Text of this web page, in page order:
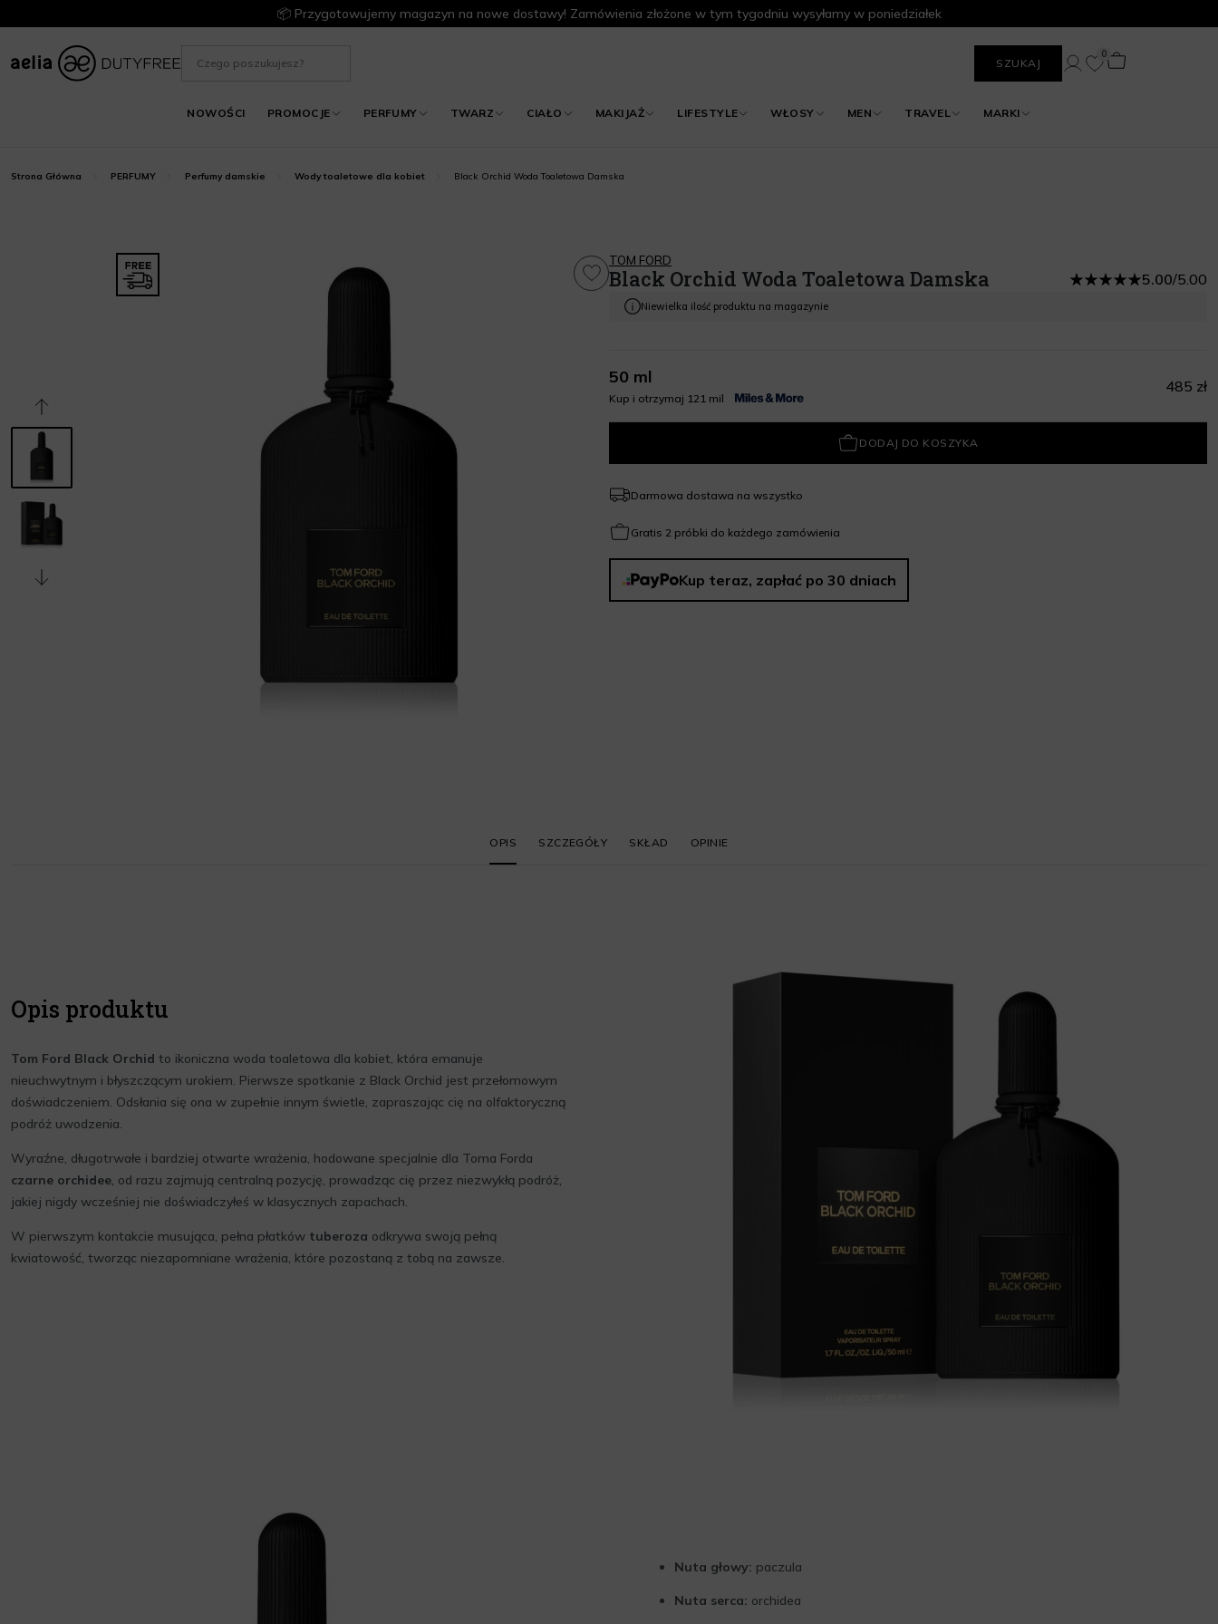
📦 Przygotowujemy magazyn na nowe dostawy! Zamówienia złożone w tym tygodniu wysyłamy w poniedziałek
SZUKAJ
NOWOŚCI PROMOCJE PERFUMY TWARZ CIAŁO MAKIJAŻ LIFESTYLE WŁOSY MEN TRAVEL MARKI
0
Strona Główna PERFUMY Perfumy damskie Wody toaletowe dla kobiet Black Orchid Woda Toaletowa Damska
TOM FORD
Black Orchid Woda Toaletowa Damska 5.00/5.00
Niewielka ilość produktu na magazynie
50 ml
Kup i otrzymaj 121 mil
485 zł
DODAJ DO KOSZYKA
Darmowa dostawa na wszystko
Gratis 2 próbki do każdego zamówienia
Kup teraz, zapłać po 30 dniach
OPIS SZCZEGÓŁY SKŁAD OPINIE
Opis produktu
Tom Ford Black Orchid to ikoniczna woda toaletowa dla kobiet, która emanuje
nieuchwytnym i błyszczącym urokiem. Pierwsze spotkanie z Black Orchid jest przełomowym
doświadczeniem. Odsłania się ona w zupełnie innym świetle, zapraszając cię na olfaktoryczną
podróż uwodzenia.
Wyraźne, długotrwałe i bardziej otwarte wrażenia, hodowane specjalnie dla Toma Forda
czarne orchidee, od razu zajmują centralną pozycję, prowadząc cię przez niezwykłą podróż,
jakiej nigdy wcześniej nie doświadczyłeś w klasycznych zapachach.
W pierwszym kontakcie musująca, pełna płatków tuberoza odkrywa swoją pełną
kwiatowość, tworząc niezapomniane wrażenia, które pozostaną z tobą na zawsze.
Nuta głowy: paczula
Nuta serca: orchidea